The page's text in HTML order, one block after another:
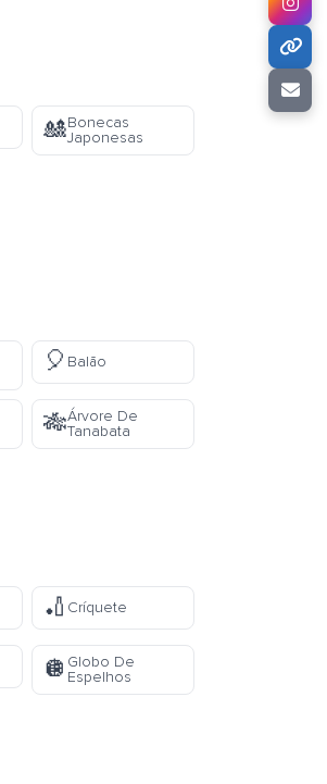
🎎Bonecas
Japonesas
🎈 Balão
🎋Árvore De
Tanabata
🏏 Críquete
🪩 Globo De
Espelhos